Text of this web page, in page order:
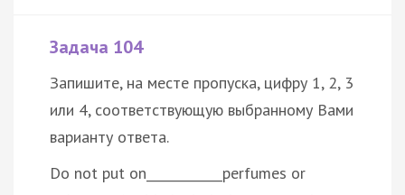
Задача 104
Запишите, на месте пропуска, цифру 1, 2, 3
или 4, соответствующую выбранному Вами
варианту ответа.
Do not put on____________perfumes or